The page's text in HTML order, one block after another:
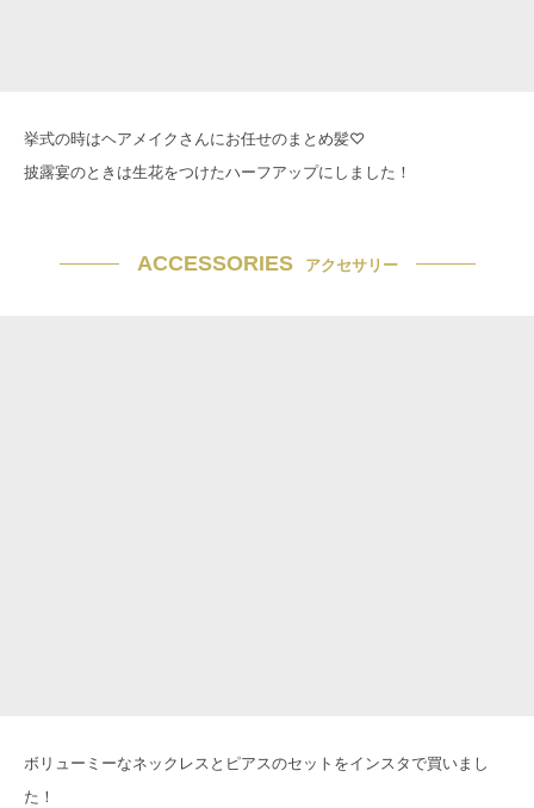
挙式の時はヘアメイクさんにお任せのまとめ髪♡
披露宴のときは生花をつけたハーフアップにしました！
ACCESSORIES アクセサリー
ボリューミーなネックレスとピアスのセットをインスタで買いまし
た！